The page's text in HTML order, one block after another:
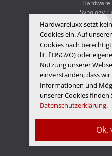
Ok,
Hardwareluxx setzt
Cookies ein. Auf
Cookies nach
lit. f DSGVO) oder
Nutzung unserer
einverstanden, dass
Informationen und
unserer Cookies finden
Datenschutzerklärung.
Synology
WD
© Copyright 2026